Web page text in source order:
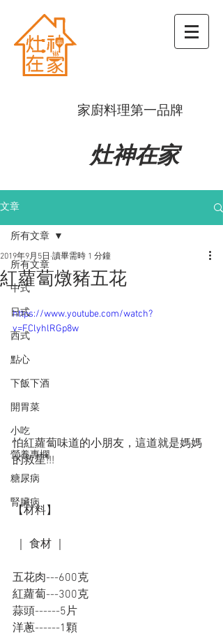
​家廚料理第一品牌
灶神在家
文章
所有文章
中式
日式
西式
點心
下飯下酒
開胃菜
小吃
營養專欄
糖尿病
腎臟病
所有文章
紅蘿蔔燉豬五花
2019年9月5日 讀畢需時 1 分鐘
https://www.youtube.com/watch?
v=FClyhlRGp8w
怕紅蘿蔔味道的小朋友，這道就是媽媽
的救星!!!
【材料】
｜ 食材 ｜
五花肉---600克
紅蘿蔔---300克
蒜頭------5片
洋蔥------1顆